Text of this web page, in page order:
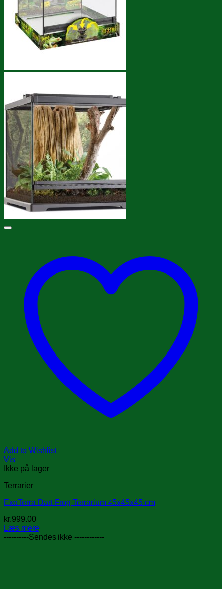
Add to Wishlist
Vis
Ikke på lager
Terrarier
ExoTerra Dart Frog Terrarium 45x45x45 cm
kr.999.00
Læs mere
----------Sendes ikke ------------